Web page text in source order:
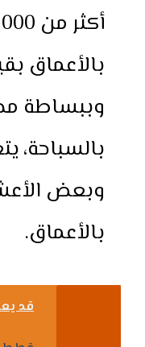
بالأعماق
وببساطة
بالسباحة،
وبعض
بالأعماق.
قد